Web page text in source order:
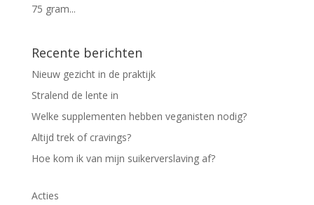
75 gram...
Recente berichten
Nieuw gezicht in de praktijk
Stralend de lente in
Welke supplementen hebben veganisten nodig?
Altijd trek of cravings?
Hoe kom ik van mijn suikerverslaving af?
Acties